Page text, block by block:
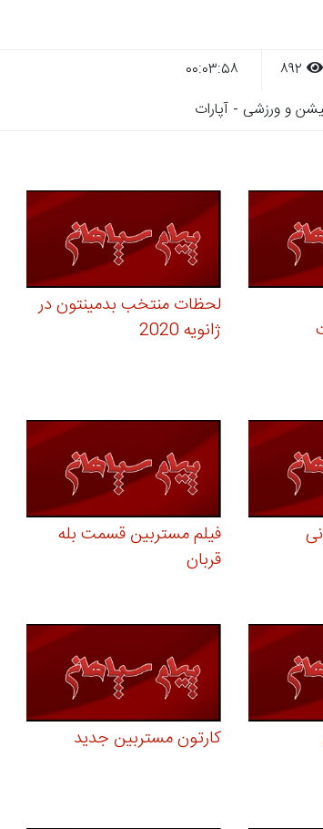
و ورزشی - آپارات
لحظات منتخب بدمینتون در
ژانویه 2020
فیلم مستربین قسمت بله
قربان
کارتون مستربین جدید